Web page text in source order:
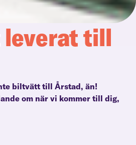
leverat till
biltvätt till Årstad, än!
om när vi kommer till dig,